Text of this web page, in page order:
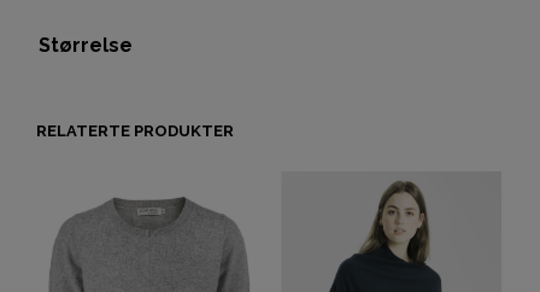
Størrelse
RELATERTE PRODUKTER